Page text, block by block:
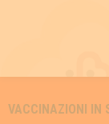
VACCINAZIONI IN